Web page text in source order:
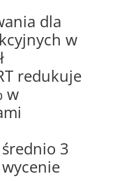
dla
w
redukuje
w
3